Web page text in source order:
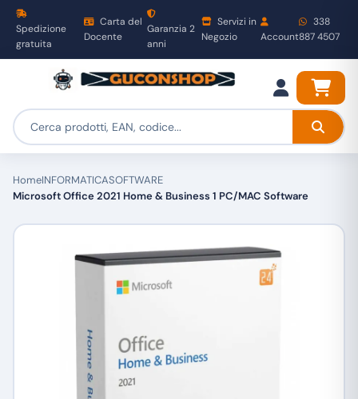
Spedizione
gratuita
Carta del
Docente
Garanzia 2
anni
Servizi in
Negozio
Account
338
887 4507
HomeINFORMATICASOFTWARE
Microsoft Office 2021 Home & Business 1 PC/MAC Software